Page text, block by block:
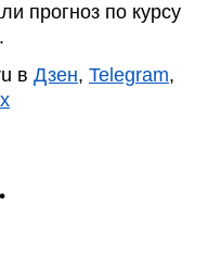
прогноз по курсу
в Дзен, Telegram,